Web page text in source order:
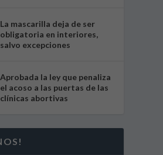
La mascarilla deja de ser
obligatoria en interiores,
salvo excepciones
Aprobada la ley que penaliza
el acoso a las puertas de las
clínicas abortivas